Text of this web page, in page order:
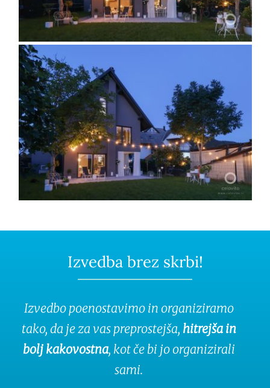
Izvedba brez skrbi!
Izvedbo poenostavimo in organiziramo
tako, da je za vas preprostejša, hitrejša in
bolj kakovostna, kot če bi jo organizirali
sami.